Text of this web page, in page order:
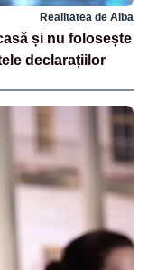
Realitatea de Alba
și nu folosește
declarațiilor